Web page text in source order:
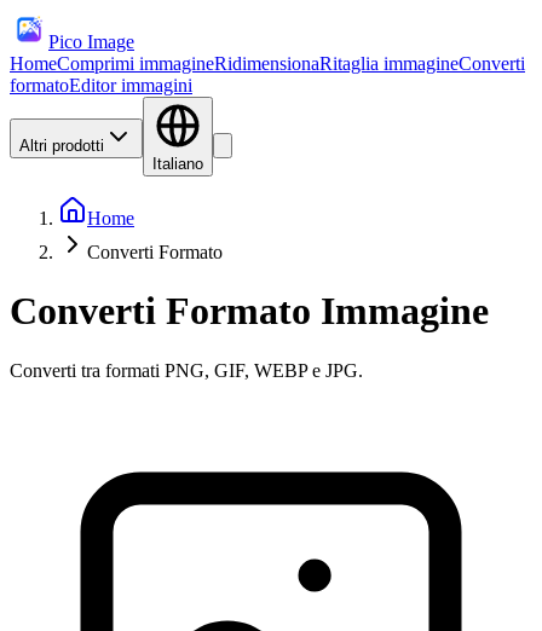
Pico Image
HomeComprimi immagineRidimensionaRitaglia immagineConverti
formatoEditor immagini
Altri prodotti
Italiano
Home
Converti Formato
Converti Formato Immagine
Converti tra formati PNG, GIF, WEBP e JPG.